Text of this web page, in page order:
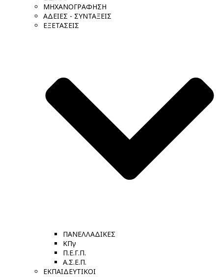
ΜΗΧΑΝΟΓΡΑΦΗΣΗ
ΑΔΕΙΕΣ - ΣΥΝΤΑΞΕΙΣ
ΕΞΕΤΑΣΕΙΣ
ΠΑΝΕΛΛΑΔΙΚΕΣ
ΚΠγ
Π.Ε.Γ.Π.
Α.Σ.Ε.Π.
ΕΚΠΑΙΔΕΥΤΙΚΟΙ